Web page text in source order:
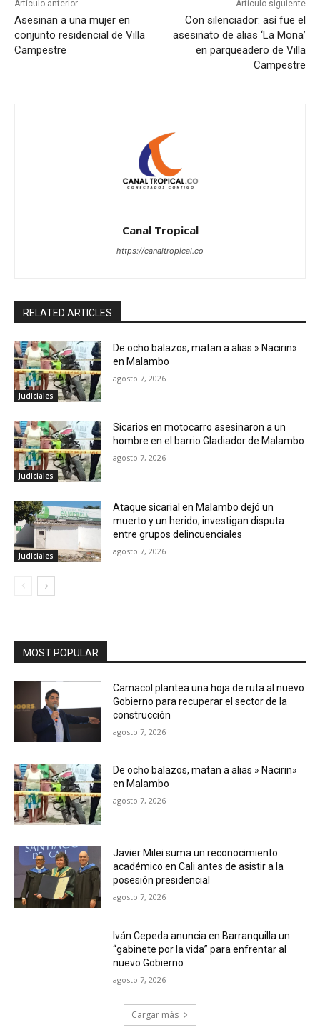
Artículo anterior
Asesinan a una mujer en
conjunto residencial de Villa
Campestre
Artículo siguiente
Con silenciador: así fue el
asesinato de alias ‘La Mona’
en parqueadero de Villa
Campestre
Canal Tropical
https://canaltropical.co
RELATED ARTICLES
Judiciales
De ocho balazos, matan a alias » Nacirin»
en Malambo
agosto 7, 2026
Judiciales
Sicarios en motocarro asesinaron a un
hombre en el barrio Gladiador de Malambo
agosto 7, 2026
Judiciales
Ataque sicarial en Malambo dejó un
muerto y un herido; investigan disputa
entre grupos delincuenciales
agosto 7, 2026
MOST POPULAR
Camacol plantea una hoja de ruta al nuevo
Gobierno para recuperar el sector de la
construcción
agosto 7, 2026
De ocho balazos, matan a alias » Nacirin»
en Malambo
agosto 7, 2026
Javier Milei suma un reconocimiento
académico en Cali antes de asistir a la
posesión presidencial
agosto 7, 2026
Iván Cepeda anuncia en Barranquilla un
“gabinete por la vida” para enfrentar al
nuevo Gobierno
agosto 7, 2026
Cargar más